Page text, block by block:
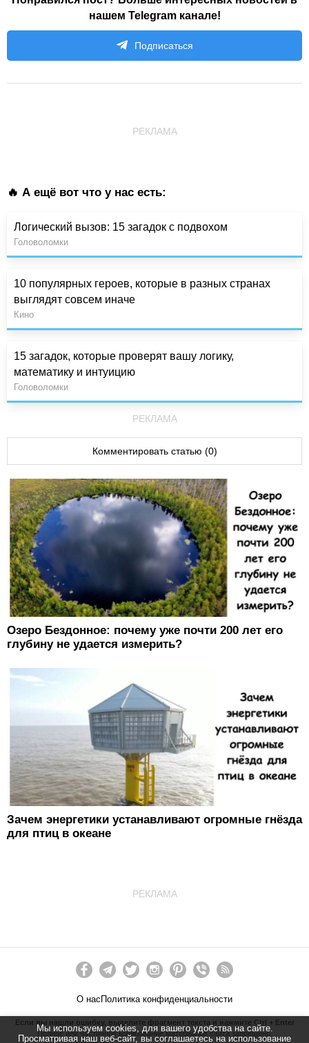
Мы используем cookies, для вашего удобства на сайте.
Просматривая наш веб-сайт, вы соглашаетесь на использование
нашем Telegram канале!
Подписаться
РЕКЛАМА
🔥 А ещё вот что у нас есть:
Логический вызов: 15 загадок с подвохом
Головоломки
10 популярных героев, которые в разных странах
выглядят совсем иначе
Кино
15 загадок, которые проверят вашу логику,
математику и интуицию
Головоломки
РЕКЛАМА
Комментировать статью (0)
Озеро Бездонное: почему уже почти 200 лет его
глубину не удается измерить?
Зачем энергетики устанавливают огромные гнёзда
для птиц в океане
РЕКЛАМА
О нас Политика конфиденциальности
Если вы нашли ошибку, выделите фрагмент текста и нажмите Ctrl + Enter
Полное или частичное копирование материалов сайта запрещено.